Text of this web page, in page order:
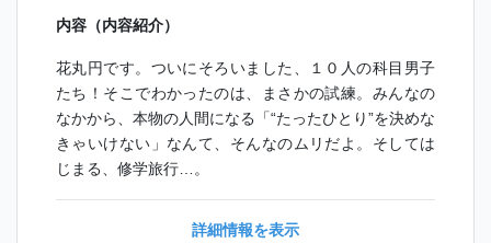
内容（内容紹介）
花丸円です。ついにそろいました、１０人の科目男子
たち！そこでわかったのは、まさかの試練。みんなの
なかから、本物の人間になる「“たったひとり”を決めな
きゃいけない」なんて、そんなのムリだよ。そしては
じまる、修学旅行…。
詳細情報を表示